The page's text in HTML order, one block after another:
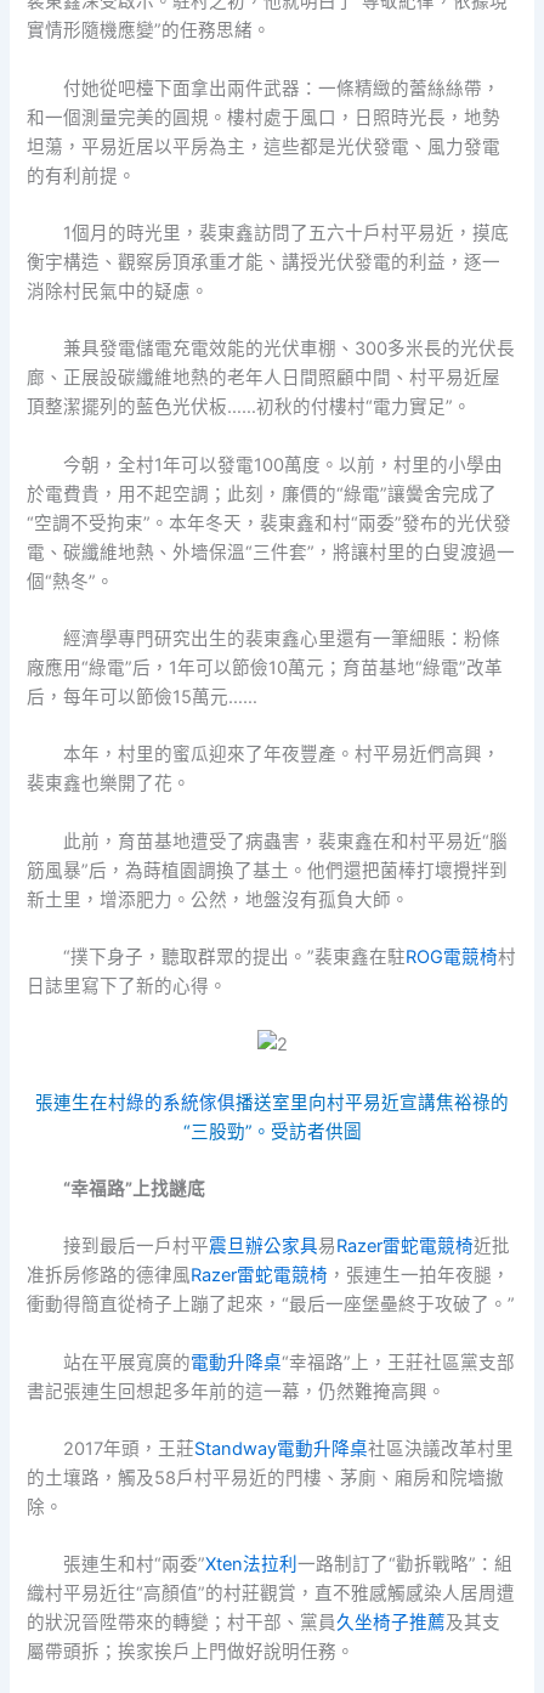
實情形隨機應變”的任務思緒。
付她從吧檯下面拿出兩件武器：一條精緻的蕾絲絲帶，
和一個測量完美的圓規。樓村處于風口，日照時光長，地勢
坦蕩，平易近居以平房為主，這些都是光伏發電、風力發電
的有利前提。
1個月的時光里，裴東鑫訪問了五六十戶村平易近，摸底
衡宇構造、觀察房頂承重才能、講授光伏發電的利益，逐一
消除村民氣中的疑慮。
兼具發電儲電充電效能的光伏車棚、300多米長的光伏長
廊、正展設碳纖維地熱的老年人日間照顧中間、村平易近屋
頂整潔擺列的藍色光伏板……初秋的付樓村“電力實足”。
今朝，全村1年可以發電100萬度。以前，村里的小學由
於電費貴，用不起空調；此刻，廉價的“綠電”讓黌舍完成了
“空調不受拘束”。本年冬天，裴東鑫和村“兩委”發布的光伏發
電、碳纖維地熱、外墻保溫“三件套”，將讓村里的白叟渡過一
個“熱冬”。
經濟學專門研究出生的裴東鑫心里還有一筆細賬：粉條
廠應用“綠電”后，1年可以節儉10萬元；育苗基地“綠電”改革
后，每年可以節儉15萬元……
本年，村里的蜜瓜迎來了年夜豐產。村平易近們高興，
裴東鑫也樂開了花。
此前，育苗基地遭受了病蟲害，裴東鑫在和村平易近“腦
筋風暴”后，為蒔植園調換了基土。他們還把菌棒打壞攪拌到
新土里，增添肥力。公然，地盤沒有孤負大師。
“撲下身子，聽取群眾的提出。”裴東鑫在駐ROG電競椅村
日誌里寫下了新的心得。
張連生在村綠的系統傢俱播送室里向村平易近宣講焦裕祿的
“三股勁”。受訪者供圖
“幸福路”上找謎底
接到最后一戶村平震旦辦公家具易Razer雷蛇電競椅近批
准拆房修路的德律風Razer雷蛇電競椅 ，張連生一拍年夜腿，
衝動得簡直從椅子上蹦了起來，“最后一座堡壘終于攻破了。”
站在平展寬廣的電動升降桌“幸福路”上，王莊社區黨支部
書記張連生回想起多年前的這一幕，仍然難掩高興。
2017年頭，王莊Standway電動升降桌社區決議改革村里
的土壤路，觸及58戶村平易近的門樓、茅廁、廂房和院墻撤
除。
張連生和村“兩委”Xten法拉利 一路制訂了“勸拆戰略”：組
織村平易近往“高顏值”的村莊觀賞，直不雅感觸感染人居周遭
的狀況晉陞帶來的轉變；村干部、黨員久坐椅子推薦及其支
屬帶頭拆；挨家挨戶上門做好說明任務。